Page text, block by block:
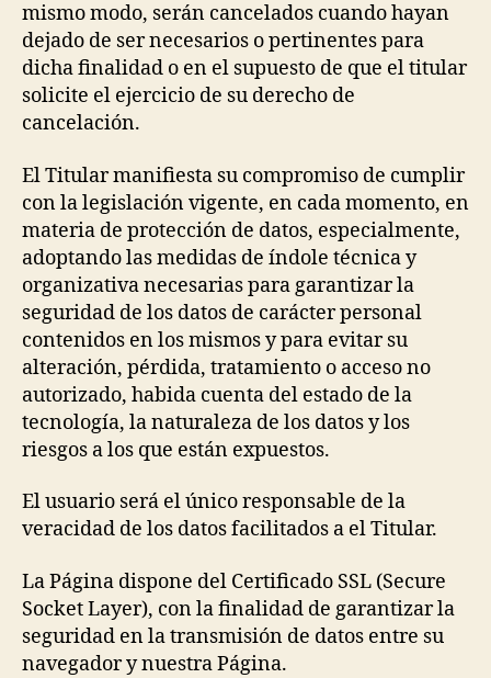
mismo modo, serán cancelados cuando hayan
dejado de ser necesarios o pertinentes para
dicha finalidad o en el supuesto de que el titular
solicite el ejercicio de su derecho de
cancelación.
El Titular manifiesta su compromiso de cumplir
con la legislación vigente, en cada momento, en
materia de protección de datos, especialmente,
adoptando las medidas de índole técnica y
organizativa necesarias para garantizar la
seguridad de los datos de carácter personal
contenidos en los mismos y para evitar su
alteración, pérdida, tratamiento o acceso no
autorizado, habida cuenta del estado de la
tecnología, la naturaleza de los datos y los
riesgos a los que están expuestos.
El usuario será el único responsable de la
veracidad de los datos facilitados a el Titular.
La Página dispone del Certificado SSL (Secure
Socket Layer), con la finalidad de garantizar la
seguridad en la transmisión de datos entre su
navegador y nuestra Página.